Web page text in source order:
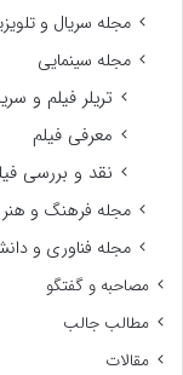
مجله سریال و
مجله سینمایی
تریلر فیلم و
معرفی فیلم
نقد و بررسی
مجله فرهنگ و هنر
مجله فناوری و
مصاحبه و گفتگو
مطالب جالب
مقالات